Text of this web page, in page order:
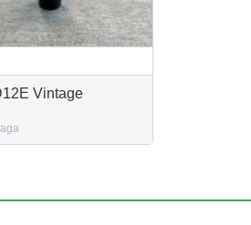
Vintage